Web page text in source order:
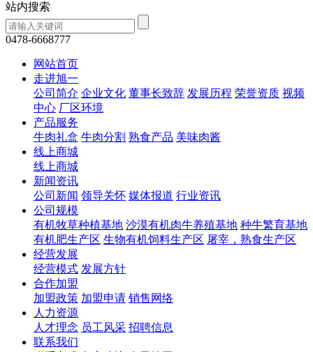
站内搜索
0478-6668777
网站首页
走进旭一
公司简介 企业文化 董事长致辞 发展历程 荣誉资质 视频
中心 厂区环境
产品服务
牛肉礼盒 牛肉分割 熟食产品 美味肉酱
线上商城
线上商城
新闻资讯
公司新闻 领导关怀 媒体报道 行业资讯
公司规模
有机牧草种植基地 沙漠有机肉牛养殖基地 种牛繁育基地
有机肥生产区 生物有机饲料生产区 屠宰，熟食生产区
经营发展
经营模式 发展方针
合作加盟
加盟政策 加盟申请 销售网络
人力资源
人才理念 员工风采 招聘信息
联系我们